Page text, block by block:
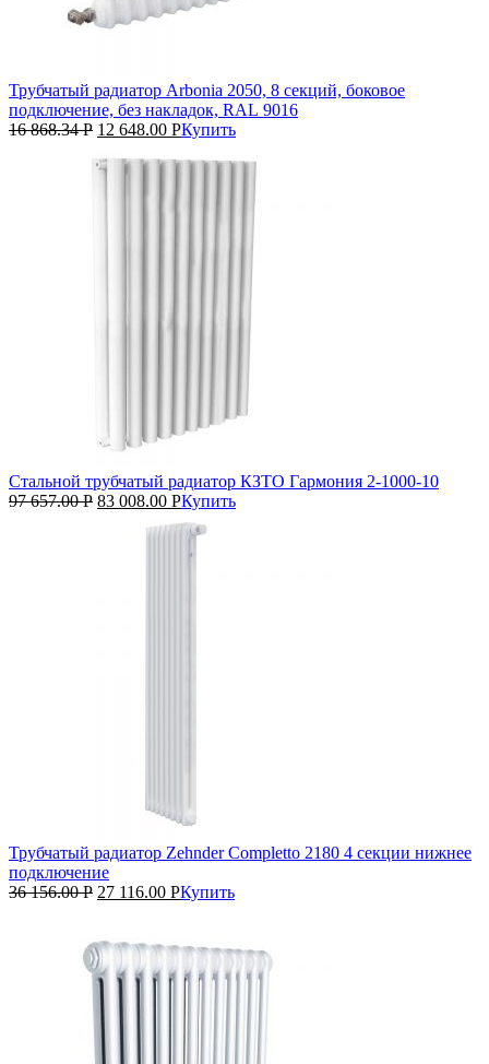
Трубчатый радиатор Arbonia 2050, 8 секций, боковое
подключение, без накладок, RAL 9016
16 868.34Р 12 648.00 РКупить
Стальной трубчатый радиатор КЗТО Гармония 2‑1000‑10
97 657.00Р 83 008.00 РКупить
Трубчатый радиатор Zehnder Completto 2180 4 секции нижнее
подключение
36 156.00Р 27 116.00 РКупить